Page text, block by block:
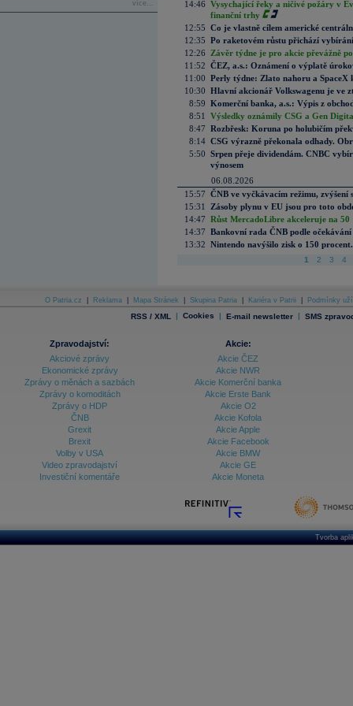
více...
14:46 Vysychající řeky a ničivé požáry v
finanční trhy
12:55 Co je vlastně cílem americké
12:35 Po raketovém růstu přichází
12:26
Závěr týdne je pro akcie převážně
11:52 ČEZ, a.s.: Oznámení o výplatě
11:00 Perly týdne: Zlato nahoru a SpaceX
10:30 Hlavní akcionář Volkswagenu je ve
8:59 Komerční banka, a.s.: Výpis z
8:51
Výsledky oznámily CSG a Gen
8:47 Rozbřesk: Koruna po holubičím
8:14 CSG výrazně překonala odhady.
5:50 Srpen přeje dividendám. CNBC
výnosem
06.08.2026
15:57 ČNB ve vyčkávacím režimu, zvýšení
15:31
Zásoby plynu v EU jsou pro toto
14:47 Růst MercadoLibre akceleruje na
14:37 Bankovní rada ČNB podle
13:32 Nintendo navýšilo zisk o 150
1 2 3 4
O Patria.cz Reklama Mapa Stránek Skupina Patria Kariéra v Patrii Podmínky
RSS / XML | Cookies | E-mail newsletter | SMS
Zpravodajství:
Akciové zprávy
Ekonomické zprávy
Zprávy o měnách a sazbách
Zprávy o komoditách
Zprávy o HDP
ČNB
Grexit
Brexit
Volby v USA
Video zpravodajství
Investiční komentáře
Akcie:
Akcie ČEZ
Akcie NWR
Akcie Komerční banka
Akcie Erste Bank
Akcie O2
Akcie Kofola
Akcie Apple
Akcie Facebook
Akcie BMW
Akcie GE
Akcie Moneta
Tvorba